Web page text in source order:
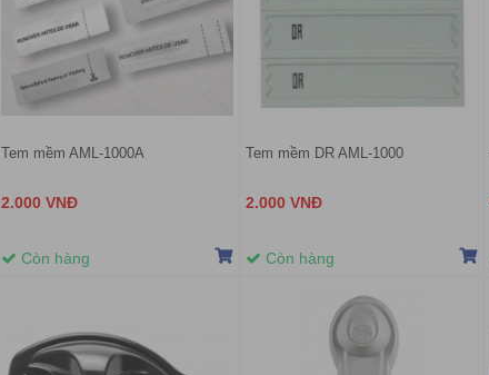
Tem mềm AML-1000A
2.000 VNĐ
Còn hàng
Tem mềm DR AML-1000
2.000 VNĐ
Còn hàng